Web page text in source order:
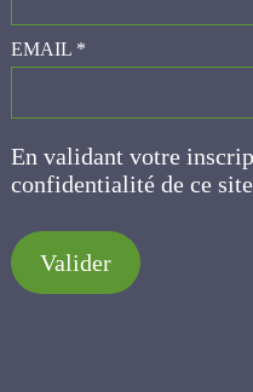
EMAIL*
En validant votre
de confidentialité de
Valider